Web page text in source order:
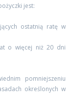
jest:
ostatnią ratę w
o więcej niż 20 dni
pomniejszeniu
określonych w